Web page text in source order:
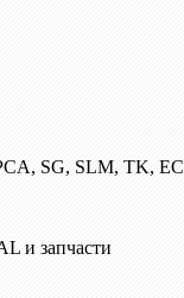
SG, SLM, TK, EC
и запчасти